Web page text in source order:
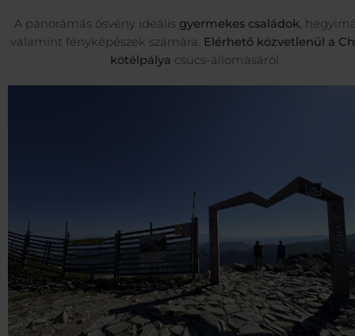
A panorámás ösvény ideális gyermekes családok,
valamint fényképészek számára. Elérhető közvetlenül a
kötélpálya csúcs-állomásáról.